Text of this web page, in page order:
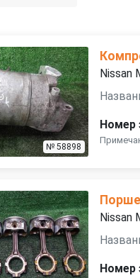
№ 58898
Nissan
Номер
Nissan
Номер